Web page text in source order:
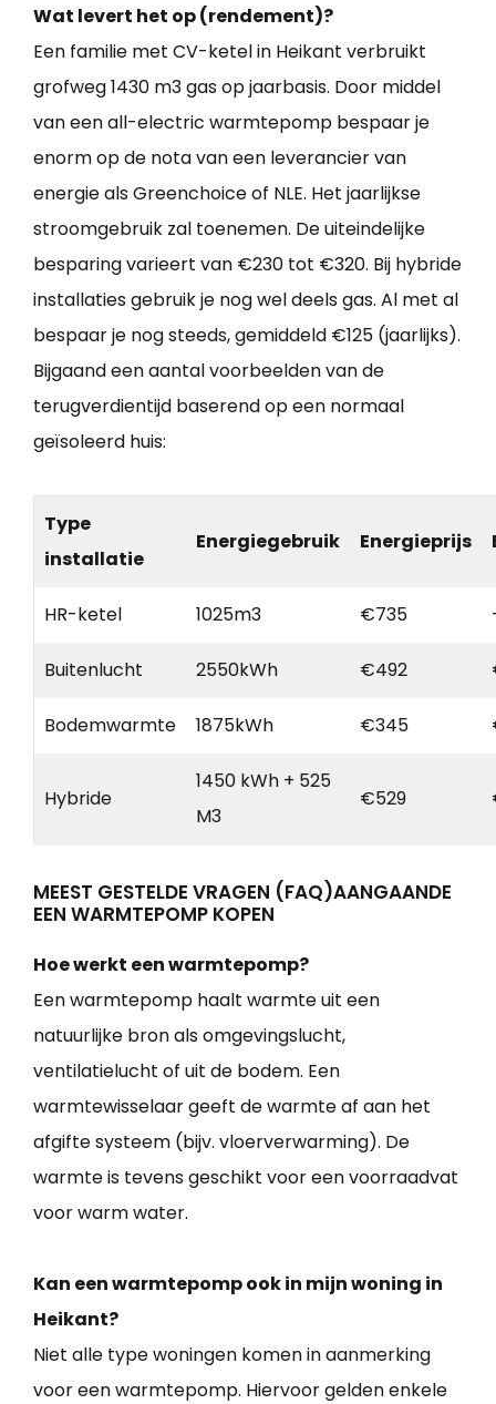
Wat levert het op (rendement)?
Een familie met CV-ketel in Heikant verbruikt
grofweg 1430 m3 gas op jaarbasis. Door middel
van een all-electric warmtepomp bespaar je
enorm op de nota van een leverancier van
energie als Greenchoice of NLE. Het jaarlijkse
stroomgebruik zal toenemen. De uiteindelijke
besparing varieert van €230 tot €320. Bij hybride
installaties gebruik je nog wel deels gas. Al met al
bespaar je nog steeds, gemiddeld €125 (jaarlijks).
Bijgaand een aantal voorbeelden van de
terugverdientijd baserend op een normaal
geïsoleerd huis:
Type
installatie
Energiegebruik Energieprijs
HR-ketel 1025m3 €735
Buitenlucht 2550kWh €492
Bodemwarmte 1875kWh €345
Hybride
1450 kWh + 525
M3
€529
MEEST GESTELDE VRAGEN (FAQ)AANGAANDE
EEN WARMTEPOMP KOPEN
Hoe werkt een warmtepomp?
Een warmtepomp haalt warmte uit een
natuurlijke bron als omgevingslucht,
ventilatielucht of uit de bodem. Een
warmtewisselaar geeft de warmte af aan het
afgifte systeem (bijv. vloerverwarming). De
warmte is tevens geschikt voor een voorraadvat
voor warm water.
Kan een warmtepomp ook in mijn woning in
Heikant?
Niet alle type woningen komen in aanmerking
voor een warmtepomp. Hiervoor gelden enkele